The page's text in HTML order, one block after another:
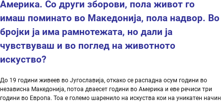
Америка. Со други зборови, пола живот го
имаш поминато во Македонија, пола надвор. Во
бројки ја има рамнотежата, но дали ја
чувствуваш и во поглед на животното
искуство?
До 19 години живеев во Југославија, откако се распадна осум години во
независна Македонија, потоа дваесет години во Америка и еве речиси три
години во Европа. Тоа е големо шаренило на искуства кои на уникатен начин